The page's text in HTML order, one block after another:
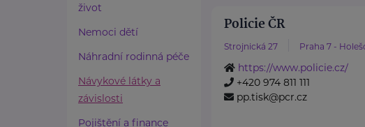
život
Nemoci dětí
Náhradní rodinná péče
Návykové látky a
závislosti
Pojištění a finance
Policie ČR
Strojnická 27 Praha 7 -
https://www.policie.cz/
+420 974 811 111
pp.tisk@pcr.cz